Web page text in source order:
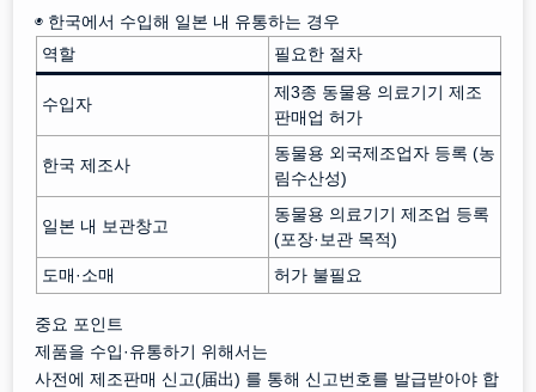
◉ 한국에서 수입해 일본 내 유통하는 경우
역할
필요한 절차
수입자
제3종 동물용 의료기기 제조
판매업 허가
한국 제조사
동물용 외국제조업자 등록 (농
림수산성)
일본 내 보관창고
동물용 의료기기 제조업 등록
(포장·보관 목적)
도매·소매
허가 불필요
중요 포인트
제품을 수입·유통하기 위해서는
사전에 제조판매 신고(届出) 를 통해 신고번호를 발급받아야 합